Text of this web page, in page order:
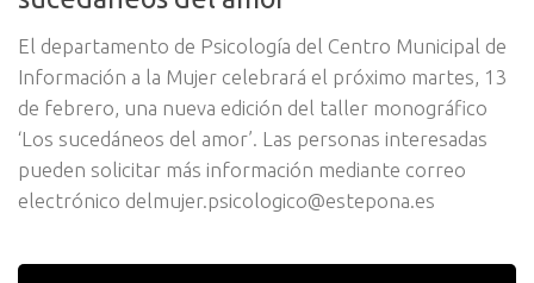
El departamento de Psicología del Centro Municipal de
Información a la Mujer celebrará el próximo martes, 13
de febrero, una nueva edición del taller monográfico
‘Los sucedáneos del amor’. Las personas interesadas
pueden solicitar más información mediante correo
electrónico delmujer.psicologico@estepona.es